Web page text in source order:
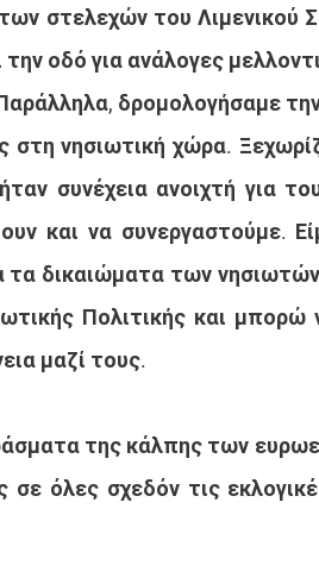
στελεχών του Λιμενικού
οδό για ανάλογες
δρομολογήσαμε
στη νησιωτική χώρα.
συνέχεια ανοιχτή για
και να συνεργαστούμε.
δικαιώματα των
Πολιτικής και
μαζί τους.
της κάλπης των
όλες σχεδόν τις